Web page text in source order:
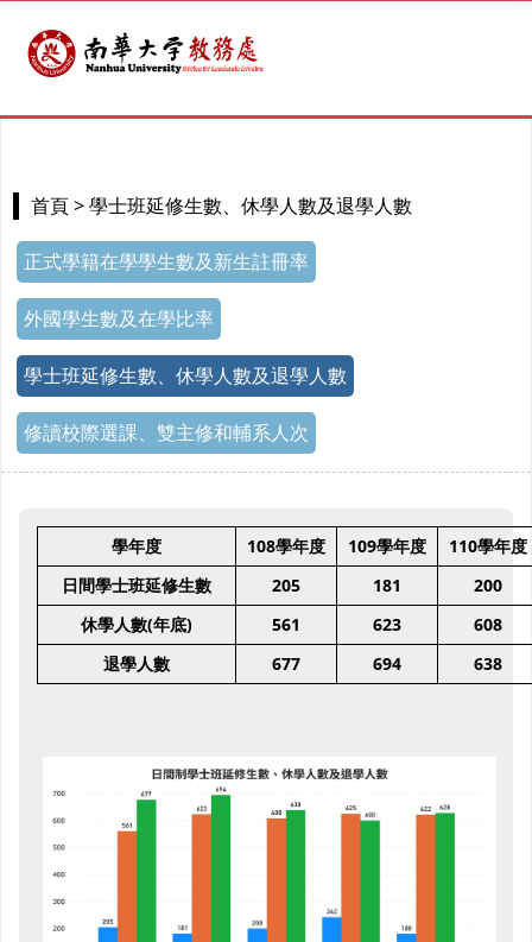
首頁 > 學士班延修生數、休學人數及退學人數
正式學籍在學學生數及新生註冊率
外國學生數及在學比率
學士班延修生數、休學人數及退學人數
修讀校際選課、雙主修和輔系人次
學年度 108學年度 109學年度 110學年度
日間學士班延修生數 205 181 200
休學人數(年底) 561 623 608
退學人數 677 694 638